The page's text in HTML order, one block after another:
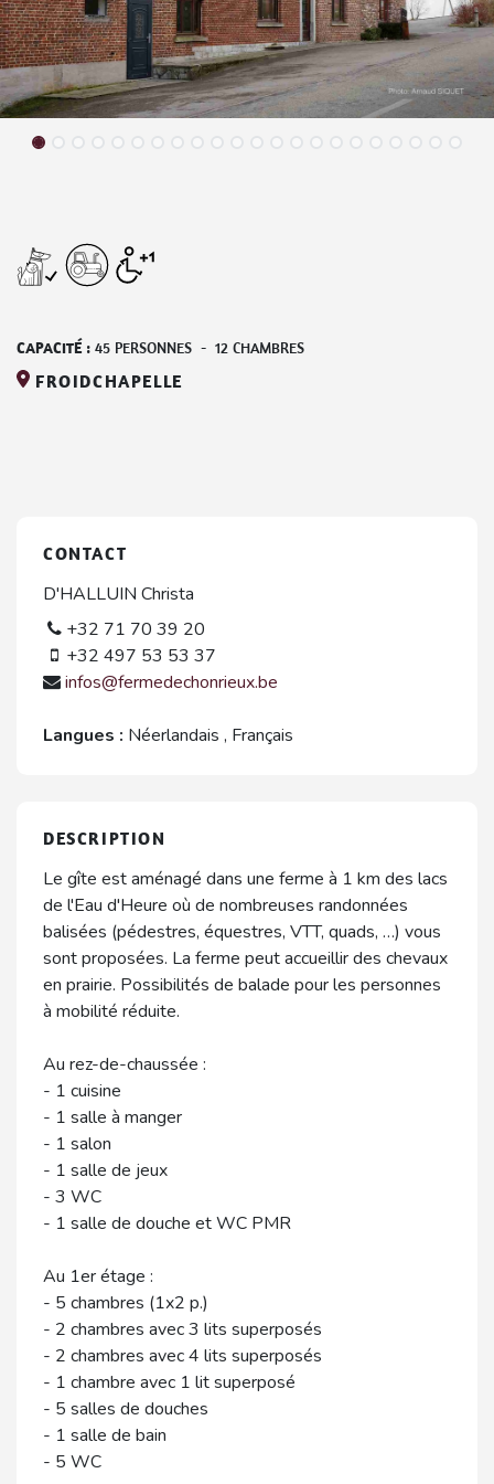
CAPACITÉ : 45 PERSONNES - 12 CHAMBRES
FROIDCHAPELLE
CONTACT
D'HALLUIN Christa
+32 71 70 39 20
+32 497 53 53 37
infos@fermedechonrieux.be
Langues : Néerlandais , Français
DESCRIPTION
Le gîte est aménagé dans une ferme à 1 km des lacs
de l'Eau d'Heure où de nombreuses randonnées
balisées (pédestres, équestres, VTT, quads, …) vous
sont proposées. La ferme peut accueillir des chevaux
en prairie. Possibilités de balade pour les personnes
à mobilité réduite.
Au rez-de-chaussée :
- 1 cuisine
- 1 salle à manger
- 1 salon
- 1 salle de jeux
- 3 WC
- 1 salle de douche et WC PMR
Au 1er étage :
- 5 chambres (1x2 p.)
- 2 chambres avec 3 lits superposés
- 2 chambres avec 4 lits superposés
- 1 chambre avec 1 lit superposé
- 5 salles de douches
- 1 salle de bain
- 5 WC